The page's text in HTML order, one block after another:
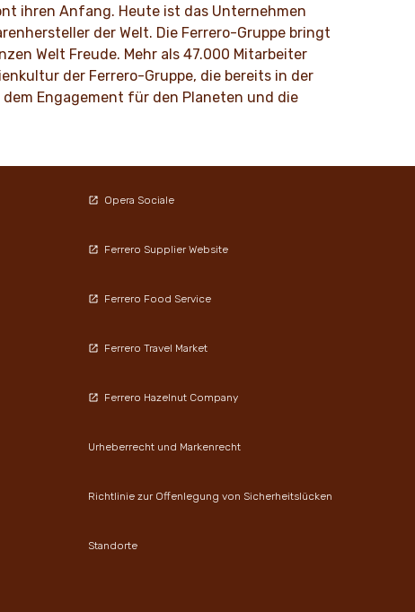
ihren Anfang. Heute ist das Unternehmen
der Welt. Die Ferrero-Gruppe bringt
Welt Freude. Mehr als 47.000 Mitarbeiter
der Ferrero-Gruppe, die bereits in der
Engagement für den Planeten und die
Opera Sociale
Ferrero Supplier Website
Ferrero Food Service
Ferrero Travel Market
Ferrero Hazelnut Company
Urheberrecht und Markenrecht
Richtlinie zur Offenlegung von Sicherheitslücken
Standorte